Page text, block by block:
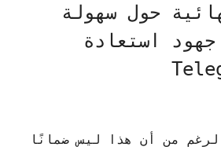
حول سهولة
استعادة
من أن هذا ليس ضمانًا